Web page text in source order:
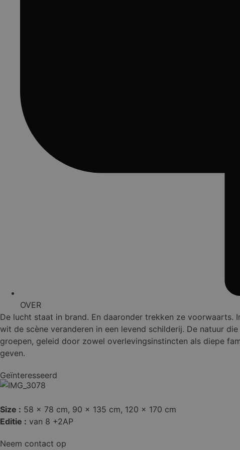
OVER
De lucht staat in brand. En daaronder trekken ze voorwaarts.
wit de scène veranderen in een levend schilderij. De natuur
groepen, geleid door zowel overlevingsinstincten als diepe
geven.
Geïnteresseerd
Size : 58 x 78 cm, 90 x 135 cm, 120 x 170 cm
Editie : van 8 +2AP
Neem contact op